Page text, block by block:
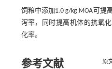
饲粮中添加1.0 g/kg MOA可提
泻率，同时提高机体的抗氧
化率。
参考文献 原